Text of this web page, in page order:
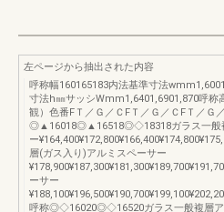
左ページから抽出された内容
呼称幅160165183内法基準寸法
寸法h㎜サッシWmm1,6401,6901,870呼称
観）色番FＴ／Ｇ／ＣFＴ／Ｇ／ＣFＴ／Ｇ
◎▲16018◎▲16518◎◇18318ガラス一般
ー
層(ガス入り)アルミスペーサー
ーサー
呼称◎◇16020◎◇16520ガラス一般複層ア